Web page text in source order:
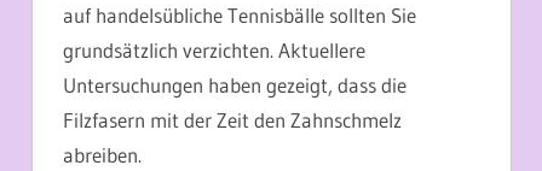
auf handelsübliche Tennisbälle sollten Sie
grundsätzlich verzichten. Aktuellere
Untersuchungen haben gezeigt, dass die
Filzfasern mit der Zeit den Zahnschmelz
abreiben.